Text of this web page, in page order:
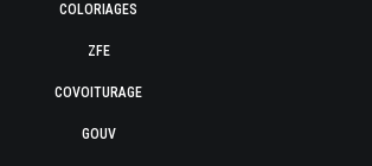
COLORIAGES
ZFE
COVOITURAGE
GOUV